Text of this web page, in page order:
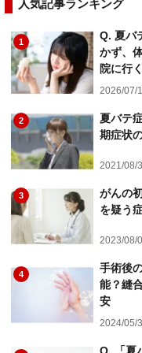
人気記事ランキング
1
Q. 夏バ
かず、
院に行
2026/07/
2
夏バテ
期症状
2021/08/
3
がんの
を疑う
2023/08/
4
手術後
能？縫
安
2024/05/